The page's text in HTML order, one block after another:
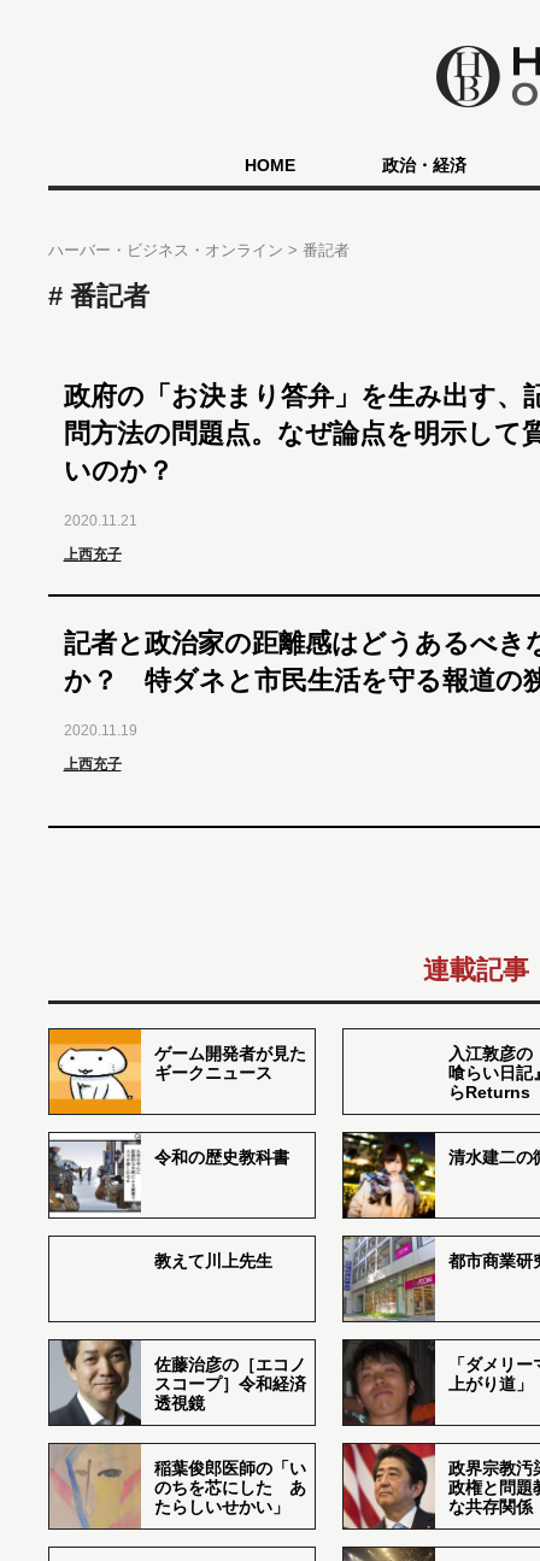
HOME 政治・経済
ハーバー・ビジネス・オンライン 番記者
番記者
政府の「お決まり答弁」を生み出す、
問方法の問題点。なぜ論点を明示して
いのか？
2020.11.21
上西充子
記者と政治家の距離感はどうあるべき
か？ 特ダネと市民生活を守る報道の
2020.11.19
上西充子
連載記事
ゲーム開発者が見た
ギークニュース
入江敦彦の
喰らい日記
らReturns
令和の歴史教科書 清水建二の
教えて川上先生 都市商業研
佐藤治彦の［エコノ
スコープ］令和経済
透視鏡
「ダメリ
上がり道」
稲葉俊郎医師の「い
のちを芯にした あ
たらしいせかい」
政界宗教汚
政権と問題
な共存関係